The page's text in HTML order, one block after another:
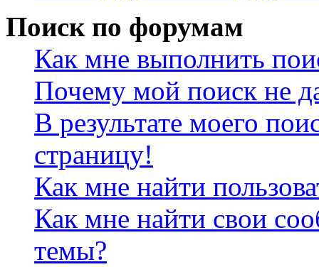
Поиск по форумам
Как мне выполнить
Почему мой поиск не
В результате моего
страницу!
Как мне найти
Как мне найти свои
темы?